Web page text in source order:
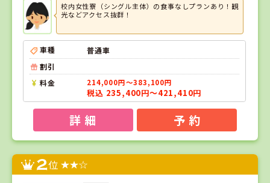
校内女性寮（シングル主体）の食事なしプランあり！観
光などアクセス抜群！
車種
普通車
割引
料金
214,000円～383,100円
税込 235,400円～421,410円
詳 細 予 約
2位